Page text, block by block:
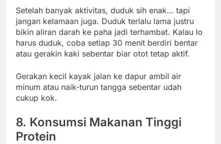
Setelah banyak aktivitas, duduk sih enak… tapi
jangan kelamaan juga. Duduk terlalu lama justru
bikin aliran darah ke paha jadi terhambat. Kalau lo
harus duduk, coba setiap 30 menit berdiri bentar
atau gerakin kaki sebentar biar otot tetap aktif.
Gerakan kecil kayak jalan ke dapur ambil air
minum atau naik-turun tangga sebentar udah
cukup kok.
8. Konsumsi Makanan Tinggi
Protein